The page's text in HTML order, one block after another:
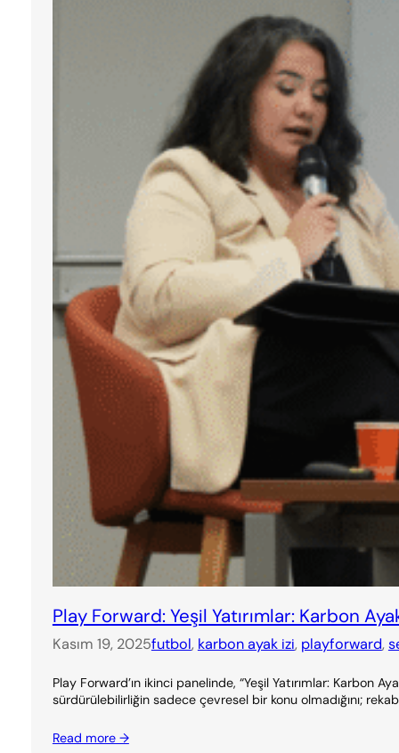
Play Forward: Yeşil Yatırımlar: Karbon
Kasım 19, 2025futbol, karbon ayak izi, playforward,
Play Forward’ın ikinci panelinde, “Yeşil Yatırımlar:
sürdürülebilirliğin sadece çevresel bir konu olmadığını;
Read more →